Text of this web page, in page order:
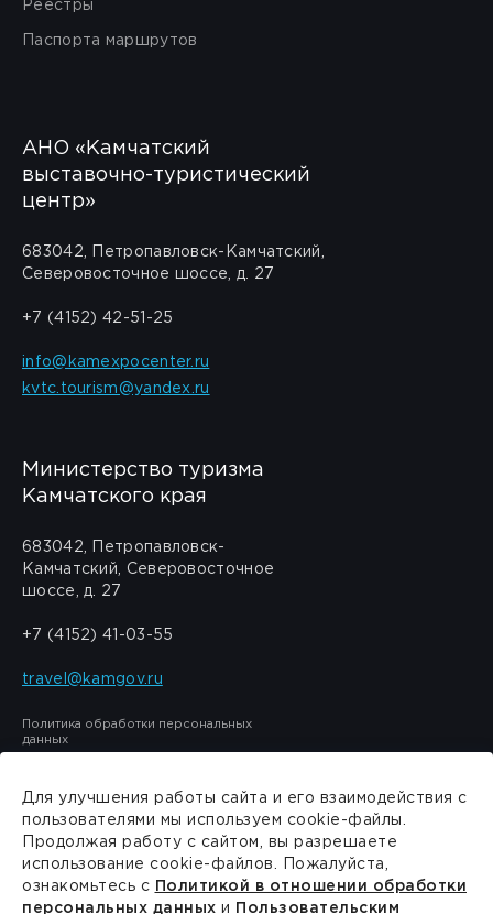
Реестры
Паспорта маршрутов
АНО «Камчатский
выставочно-туристический
центр»
683042, Петропавловск-Камчатский,
Северовосточное шоссе, д. 27
+7 (4152) 42-51-25
info@kamexpocenter.ru
kvtc.tourism@yandex.ru
Министерство туризма
Камчатского края
683042, Петропавловск-
Камчатский, Северовосточное
шоссе, д. 27
+7 (4152) 41-03-55
travel@kamgov.ru
Политика обработки персональных
данных
Сделано в
Для улучшения работы сайта и его взаимодействия с
пользователями мы используем cookie-файлы.
Продолжая работу с сайтом, вы разрешаете
использование cookie-файлов. Пожалуйста,
ознакомьтесь с Политикой в отношении обработки
персональных данных и Пользовательским